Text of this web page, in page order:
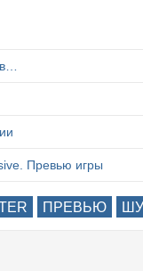
Превью игры
ПРЕВЬЮ